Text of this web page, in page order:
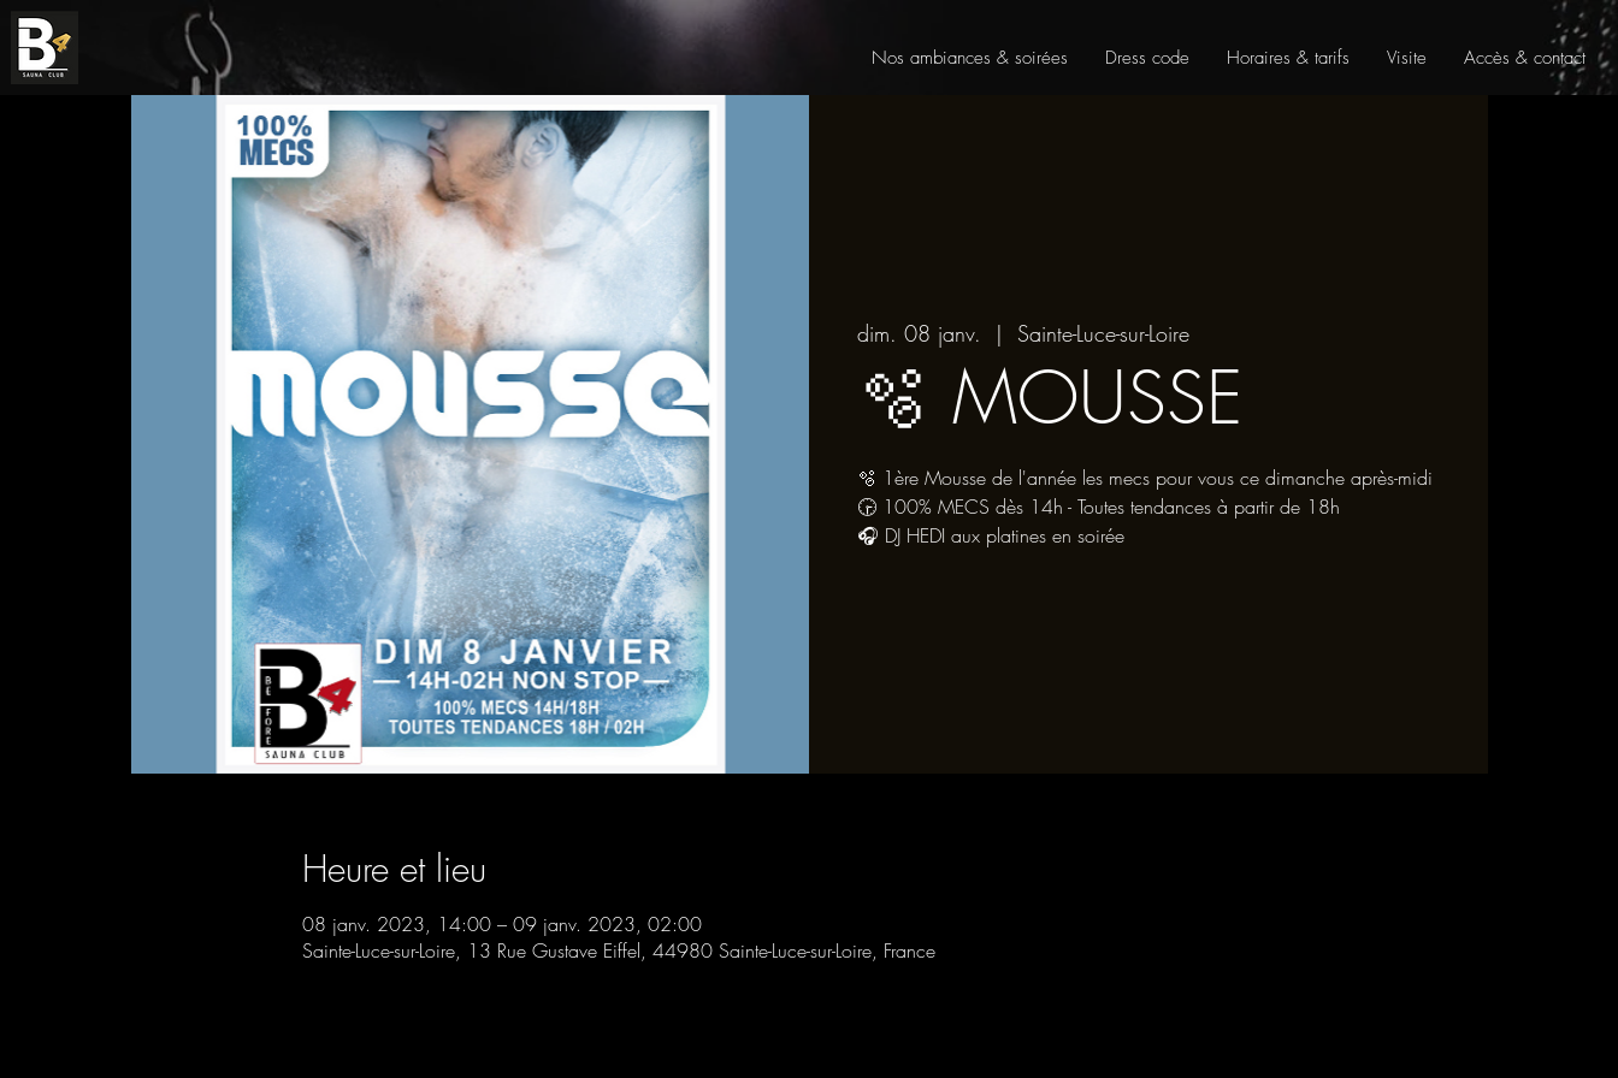
Nos ambiances & soirées Dress code Horaires & tarifs Visite Accès & contact
dim. 08 janv.
  |
Sainte-Luce-sur-Loire
🫧 MOUSSE
🫧 1ère Mousse de l'année les mecs pour vous ce dimanche après-midi
🕞 100% MECS dès 14h - Toutes tendances à partir de 18h
🎧 DJ HEDI aux platines en soirée
Heure et lieu
08 janv. 2023, 14:00 – 09 janv. 2023, 02:00
Sainte-Luce-sur-Loire, 13 Rue Gustave Eiffel, 44980 Sainte-Luce-sur-Loire, France